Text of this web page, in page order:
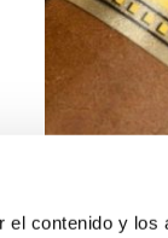
contenido y los